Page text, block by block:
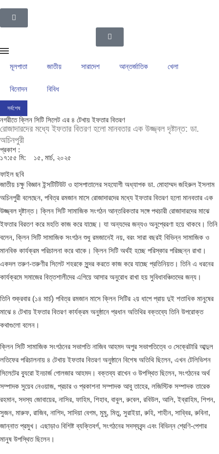
মূলপাতা জাতীয় সারাদেশ আন্তর্জাতিক খেলা
বিনোদন বিবিধ
সর্বশেষ
নগরীতে ক্লিন সিটি সিলেট এর ৪ টেখায় ইফতার বিতরণ
রোজাদারদের মধ্যে ইফতার বিতরণ হলো মানবতার এক উজ্জ্বল দৃষ্টান্ত: ডা.
অচিনপুরী
প্রকাশ :
১৭:৫৫ মি:
১৫, মার্চ, ২০২৫
ফাইল ছবি
জাতীয় চক্ষু বিজ্ঞান ইন্সটিটিউট ও হাসপাতালের সহযোগী অধ্যাপক ডা. মোহাম্মদ জহিরুল ইসলাম
অচিনপুরী বলেছেন, পবিত্র রমজান মাসে রোজাদারদের মধ্যে ইফতার বিতরণ হলো মানবতার এক
উজ্জ্বল দৃষ্টান্ত। ক্লিন সিটি সামাজিক সংগঠন আন্তরিকতার সঙ্গে পথচারী রোজাদারদের মাঝে
ইফতার বিরতণ করে মহতি কাজ করে যাচ্ছে। যা অন্যদের জন্যও অনুপ্রেরণা হয়ে থাকবে। তিনি
বলেন, ক্লিন সিটি সামাজিক সংগঠন শুধু রমজানেই নয়, বরং সারা বছরই বিভিন্ন সামাজিক ও
মানবিক কার্যক্রম পরিচালনা করে থাকে। ক্লিন সিটি অর্থই হচ্ছে পরিস্কার পরিচ্ছন্ন রাখা।
একদল তরুণ-তরুণীর সিলেট শহরকে সুন্দর করতে কাজ করে যাচ্ছে প্রতিনিয়ত। তিনি এ ধরনের
কার্যক্রমে সমাজের বিত্তশালীদের এগিয়ে আসার অনুরোধ রাখা হয় সুবিধাবঞ্চিতদের জন্য।
তিনি শুক্রবার (১৪ মার্চ) পবিত্র রমজান মাসে ক্লিন সিটির ২য় ধাপে প্রায় দুই শতাধিক মানুষের
মাঝে ৪ টেখায় ইফতার বিতরণ কার্যক্রম অনুষ্ঠানে প্রধান অতিথির বক্তব্যে তিনি উপরোক্ত
কথাগুলো বলেন।
ক্লিন সিটি সামাজিক সংগঠনের সভাপতি নাজিব আহমদ অপুর সভাপতিত্বে ও সেক্রেটারি আব্দুল
লতিফের পরিচালনায় ৪ টেখায় ইফতার বিতরণ অনুষ্ঠানে বিশেষ অতিথি ছিলেন, এখন টেলিভিশন
সিলেটের ব্যুরো ইনচার্জ গোলজার আহমদ। বক্তব্য রাখেন ও উপস্থিত ছিলেন, সংগঠনের অর্থ
সম্পাদক সুয়েব নেওয়াজ, প্রচার ও প্রকাশনা সম্পাদক আবু তাহের, লজিস্টিক সম্পাদক তারেক
রহমান, সদস্য জোবায়ের, নাসির, ফাহিম, শিহাব, বাবুল, রুবেল, রবিউল, আলি, ইব্রাহিম, শিপন,
সুজন, মারুফ, রাজিব, নাশিদ, সাদিয়া বেগম, মুমু, মিতু, সুরাইয়া, রুহি, শাহীন, সাব্বির, রুবিনা,
জান্নাত প্রমুখ। এছাড়াও বিশিষ্ট ব্যক্তিবর্গ, সংগঠনের সদস্যবৃন্দ এবং বিভিন্ন শ্রেণি-পেশার
মানুষ উপস্থিত ছিলেন।